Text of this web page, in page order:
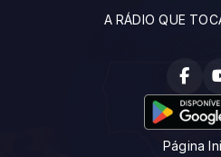
A RÁDIO QUE
Página